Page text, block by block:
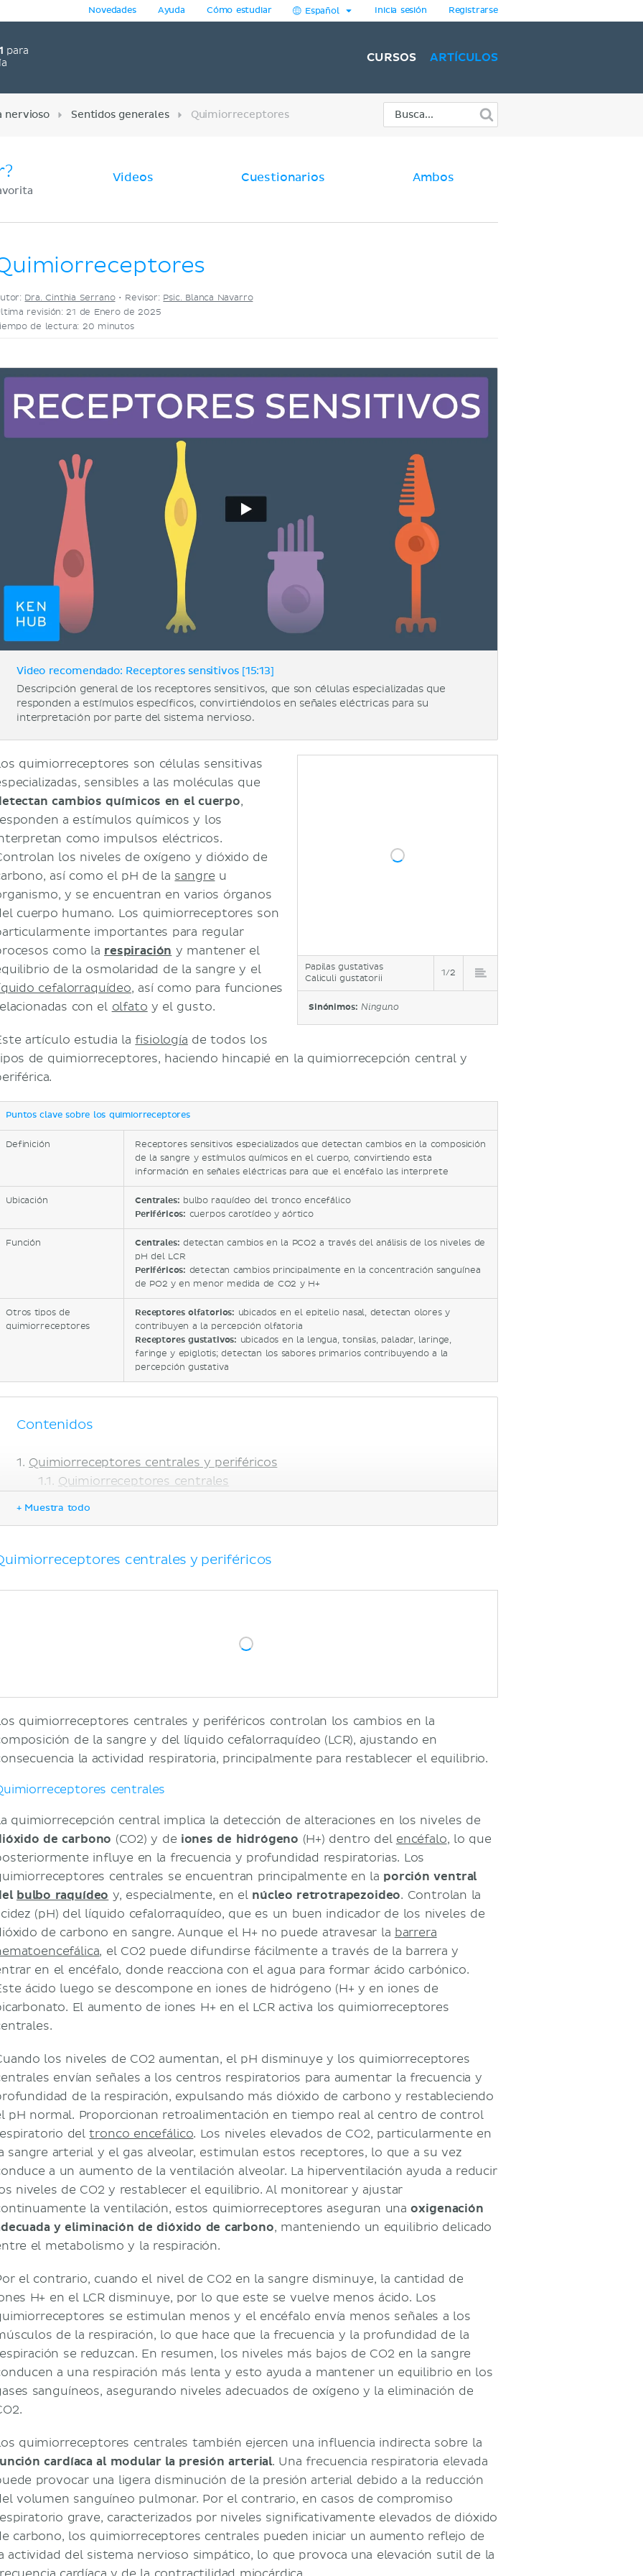
para
Novedades Ayuda Cómo estudiar Español Inicia sesión Registrarse
CURSOS ARTÍCULOS
nervioso Sentidos generales Quimiorreceptores
Videos Cuestionarios Ambos
Dra. Cinthia Serrano• Revisor: Psic. Blanca Navarro
revisión: 21 de Enero de 2025
de lectura: 20 minutos
Video recomendado: Receptores sensitivos [15:13]
Descripción general de los receptores sensitivos, que son células especializadas que
responden a estímulos específicos, convirtiéndolos en señales eléctricas para su
interpretación por parte del sistema nervioso.
Papilas gustativas
Caliculi gustatorii
1/2
Sinónimos: Ninguno
quimiorreceptores son células sensitivas
sensibles a las moléculas que
cambios químicos en el cuerpo,
a estímulos químicos y los
como impulsos eléctricos.
los niveles de oxígeno y dióxido de
así como el pH de la sangre u
y se encuentran en varios órganos
cuerpo humano. Los quimiorreceptores son
importantes para regular
como la respiración y mantener el
de la osmolaridad de la sangre y el
cefalorraquídeo, así como para funciones
con el olfato y el gusto.
artículo estudia lafisiología de todos los
de quimiorreceptores, haciendo hincapié en la quimiorrecepción central y
Puntos clave sobre los quimiorreceptores
Definición
Receptores sensitivos especializados que detectan cambios en la composición
de la sangre y estímulos químicos en el cuerpo, convirtiendo esta
información en señales eléctricas para que el encéfalo las interprete
Ubicación Centrales: bulbo raquídeo del tronco encefálico
Periféricos: cuerpos carotídeo y aórtico
Función Centrales: detectan cambios en la PCO2 a través del análisis de los niveles de
pH del LCR
Periféricos: detectan cambios principalmente en la concentración sanguínea
de PO2 y en menor medida de CO2 y H+
Otros tipos de
quimiorreceptores
Receptores olfatorios: ubicados en el epitelio nasal, detectan olores y
contribuyen a la percepción olfatoria
Receptores gustativos: ubicados en la lengua, tonsilas, paladar, laringe,
faringe y epiglotis; detectan los sabores primarios contribuyendo a la
percepción gustativa
Contenidos
Quimiorreceptores centrales y periféricos
Quimiorreceptores centrales
Quimiorreceptores gustativos
Correlaciones clínicas
+ Muestra todo
centrales y periféricos
quimiorreceptores centrales y periféricos controlan los cambios en la
de la sangre y del líquido cefalorraquídeo (LCR), ajustando en
la actividad respiratoria, principalmente para restablecer el equilibrio.
centrales
quimiorrecepción central implica la detección de alteraciones en los niveles de
de carbono (CO2) y de iones de hidrógeno (H+) dentro del encéfalo, lo que
influye en la frecuencia y profundidad respiratorias. Los
centrales se encuentran principalmente en la porción ventral
bulbo raquídeo y, especialmente, en el núcleo retrotrapezoideo. Controlan la
(pH) del líquido cefalorraquídeo, que es un buen indicador de los niveles de
de carbono en sangre. Aunque el H+ no puede atravesar la barrera
, el CO2 puede difundirse fácilmente a través de la barrera y
en el encéfalo, donde reacciona con el agua para formar ácido carbónico.
ácido luego se descompone en iones de hidrógeno (H+ y en iones de
El aumento de iones H+ en el LCR activa los quimiorreceptores
los niveles de CO2 aumentan, el pH disminuye y los quimiorreceptores
envían señales a los centros respiratorios para aumentar la frecuencia y
de la respiración, expulsando más dióxido de carbono y restableciendo
pH normal. Proporcionan retroalimentación en tiempo real al centro de control
deltronco encefálico. Los niveles elevados de CO2, particularmente en
sangre arterial y el gas alveolar, estimulan estos receptores, lo que a su vez
a un aumento de la ventilación alveolar. La hiperventilación ayuda a reducir
niveles de CO2 y restablecer el equilibrio. Al monitorear y ajustar
la ventilación, estos quimiorreceptores aseguran unaoxigenación
y eliminación de dióxido de carbono, manteniendo un equilibrio delicado
el metabolismo y la respiración.
el contrario, cuando el nivel de CO2 en la sangre disminuye, la cantidad de
H+ en el LCR disminuye, por lo que este se vuelve menos ácido. Los
se estimulan menos y el encéfalo envía menos señales a los
de la respiración, lo que hace que la frecuencia y la profundidad de la
se reduzcan. En resumen, los niveles más bajos de CO2 en la sangre
a una respiración más lenta y esto ayuda a mantener un equilibrio en los
sanguíneos, asegurando niveles adecuados de oxígeno y la eliminación de
quimiorreceptores centrales también ejercen una influencia indirecta sobre la
cardíaca al modular la presión arterial. Una frecuencia respiratoria elevada
provocar una ligera disminución de la presión arterial debido a la reducción
volumen sanguíneo pulmonar. Por el contrario, en casos de compromiso
grave, caracterizados por niveles significativamente elevados de dióxido
carbono, los quimiorreceptores centrales pueden iniciar un aumento reflejo de
actividad del sistema nervioso simpático, lo que provoca una elevación sutil de la